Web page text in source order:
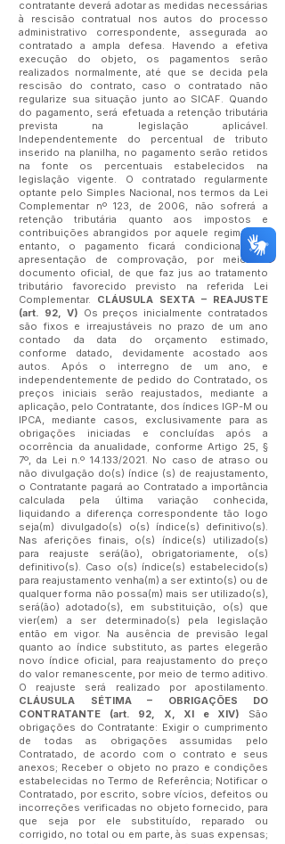
contratante deverá adotar as medidas necessárias
à rescisão contratual nos autos do processo
administrativo correspondente, assegurada ao
contratado a ampla defesa. Havendo a efetiva
execução do objeto, os pagamentos serão
realizados normalmente, até que se decida pela
rescisão do contrato, caso o contratado não
regularize sua situação junto ao SICAF. Quando
do pagamento, será efetuada a retenção tributária
prevista na legislação aplicável.
Independentemente do percentual de tributo
inserido na planilha, no pagamento serão retidos
na fonte os percentuais estabelecidos na
legislação vigente. O contratado regularmente
optante pelo Simples Nacional, nos termos da Lei
Complementar nº 123, de 2006, não sofrerá a
retenção tributária quanto aos impostos e
contribuições abrangidos por aquele regime. No
entanto, o pagamento ficará condicionado à
apresentação de comprovação, por meio de
documento oficial, de que faz jus ao tratamento
tributário favorecido previsto na referida Lei
Complementar. CLÁUSULA SEXTA – REAJUSTE
(art. 92, V) Os preços inicialmente contratados
são fixos e irreajustáveis no prazo de um ano
contado da data do orçamento estimado,
conforme datado, devidamente acostado aos
autos. Após o interregno de um ano, e
independentemente de pedido do Contratado, os
preços iniciais serão reajustados, mediante a
aplicação, pelo Contratante, dos índices IGP-M ou
IPCA, mediante casos, exclusivamente para as
obrigações iniciadas e concluídas após a
ocorrência da anualidade, conforme Artigo 25, §
7º, da Lei n.º 14.133/2021. No caso de atraso ou
não divulgação do(s) índice (s) de reajustamento,
o Contratante pagará ao Contratado a importância
calculada pela última variação conhecida,
liquidando a diferença correspondente tão logo
seja(m) divulgado(s) o(s) índice(s) definitivo(s).
Nas aferições finais, o(s) índice(s) utilizado(s)
para reajuste será(ão), obrigatoriamente, o(s)
definitivo(s). Caso o(s) índice(s) estabelecido(s)
para reajustamento venha(m) a ser extinto(s) ou de
qualquer forma não possa(m) mais ser utilizado(s),
será(ão) adotado(s), em substituição, o(s) que
vier(em) a ser determinado(s) pela legislação
então em vigor. Na ausência de previsão legal
quanto ao índice substituto, as partes elegerão
novo índice oficial, para reajustamento do preço
do valor remanescente, por meio de termo aditivo.
O reajuste será realizado por apostilamento.
CLÁUSULA SÉTIMA – OBRIGAÇÕES DO
CONTRATANTE (art. 92, X, XI e XIV)
São
obrigações do Contratante: Exigir o cumprimento
de todas as obrigações assumidas pelo
Contratado, de acordo com o contrato e seus
anexos; Receber o objeto no prazo e condições
estabelecidas no Termo de Referência; Notificar o
Contratado, por escrito, sobre vícios, defeitos ou
incorreções verificadas no objeto fornecido, para
que seja por ele substituído, reparado ou
corrigido, no total ou em parte, às suas expensas;